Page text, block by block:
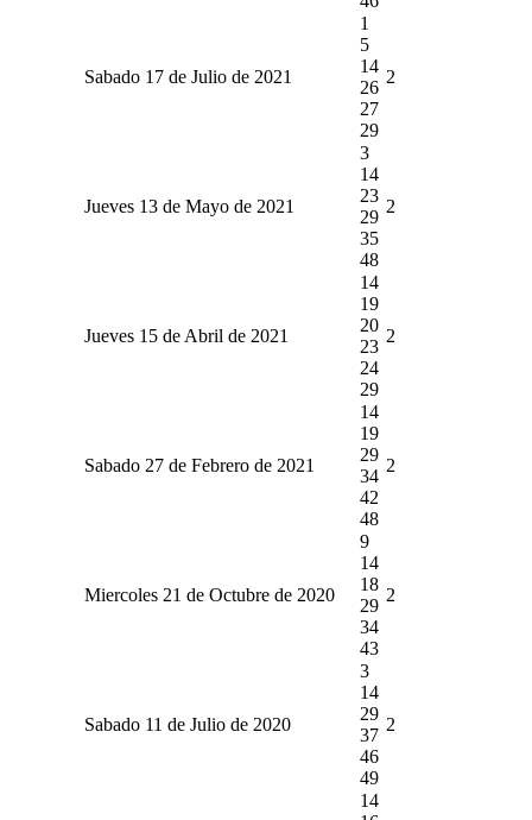
Sabado 17 de Julio de 2021
1
5
14
26
27
29
2
Jueves 13 de Mayo de 2021
3
14
23
29
35
48
2
Jueves 15 de Abril de 2021
14
19
20
23
24
29
2
Sabado 27 de Febrero de 2021
14
19
29
34
42
48
2
Miercoles 21 de Octubre de 2020
9
14
18
29
34
43
2
Sabado 11 de Julio de 2020
3
14
29
37
46
49
2
14